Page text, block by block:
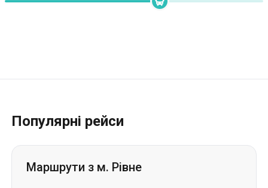
Популярні рейси
Маршрути з м. Рівне